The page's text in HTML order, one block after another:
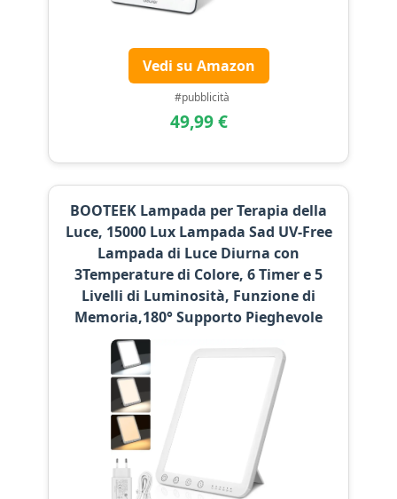
Vedi su Amazon
#pubblicità
49,99 €
BOOTEEK Lampada per Terapia della
Luce, 15000 Lux Lampada Sad UV-Free
Lampada di Luce Diurna con
3Temperature di Colore, 6 Timer e 5
Livelli di Luminosità, Funzione di
Memoria,180° Supporto Pieghevole